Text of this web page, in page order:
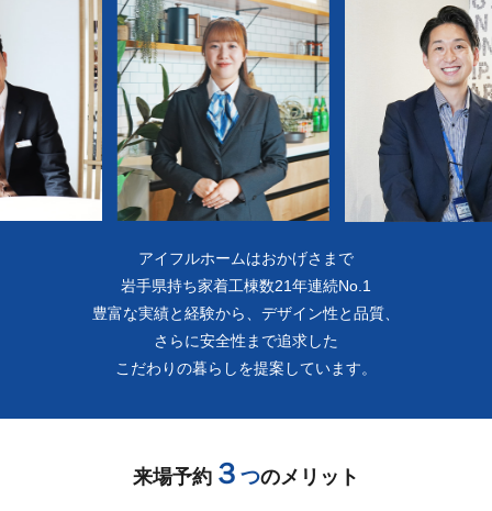
アイフルホームはおかげさまで
岩手県持ち家着工棟数21年連続No.1
豊富な実績と経験から、デザイン性と品質、
さらに安全性まで追求した
こだわりの暮らしを提案しています。
来場予約 ３ つのメリット